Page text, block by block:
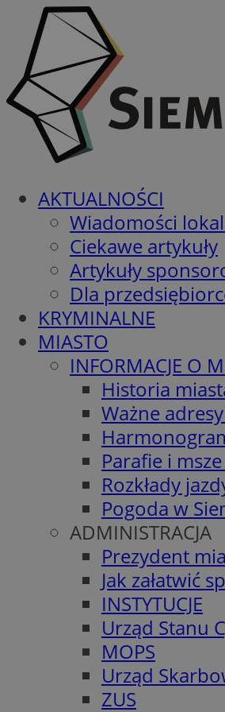
AKTUALNOŚCI
Wiadomości
Ciekawe artykuły
Artykuły
Dla
KRYMINALNE
MIASTO
INFORMACJE O
Historia
Ważne
Parafie i
Rozkłady
Pogoda w
ADMINISTRACJA
Prezydent
Jak załatwić
INSTYTUCJE
Urząd Stanu
MOPS
Urząd
ZUS